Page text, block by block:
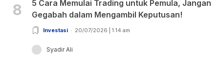
8
5 Cara Memulai Trading untuk Pemula, Jangan
Gegabah dalam Mengambil Keputusan!
Investasi 20/07/2026 | 1:14 am
Syadir Ali